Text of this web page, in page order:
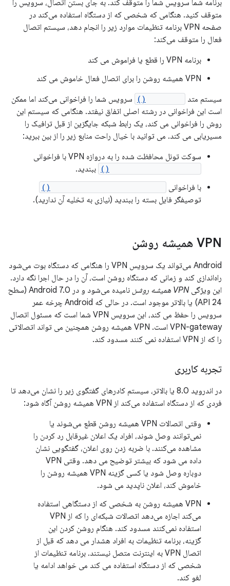
برنامه شما سرویس شما را متوقف کند. به جای بستن اتصال، سرویس را
متوقف کنید. هنگامی که شخصی که از دستگاه استفاده می‌کند در
صفحه VPN برنامه تنظیمات موارد زیر را انجام دهد، سیستم اتصال
فعال را متوقف می‌کند:
برنامه VPN را قطع یا فراموش می کند
VPN همیشه روشن را برای اتصال فعال خاموش می کند
سیستم متد
سرویس شما را فراخوانی می‌کند اما ممکن
است این فراخوانی در رشته اصلی اتفاق نیفتد. هنگامی که سیستم این
روش را فراخوانی می کند، یک رابط شبکه جایگزین از قبل ترافیک را
مسیریابی می کند. می توانید با خیال راحت منابع زیر را از بین ببرید:
سوکت تونل محافظت شده را به دروازه VPN با فراخوانی
ببندید.
با فراخوانی
توصیفگر فایل بسته را ببندید (نیازی به تخلیه آن ندارید).
VPN همیشه روشن
Android می‌تواند یک سرویس VPN را هنگامی که دستگاه بوت می‌شود
راه‌اندازی کند و زمانی که دستگاه روشن است، آن را در حال اجرا نگه دارد.
این ویژگی VPN همیشه روشن
نامیده می‌شود و در Android 7.0 (سطح
API 24) یا بالاتر موجود است. در حالی که Android چرخه عمر
سرویس را حفظ می کند، این سرویس VPN شما است که مسئول اتصال
VPN-gateway است. VPN همیشه روشن همچنین می تواند اتصالاتی
را که از VPN استفاده نمی کنند مسدود کند.
تجربه کاربری
در اندروید 8.0 یا بالاتر، سیستم کادرهای گفتگوی زیر را نشان می‌دهد تا
فردی که از دستگاه استفاده می‌کند از VPN همیشه روشن آگاه شود:
وقتی اتصالات VPN همیشه روشن قطع می‌شوند یا
نمی‌توانند وصل شوند، افراد یک اعلان غیرقابل رد کردن را
مشاهده می‌کنند. با ضربه زدن روی اعلان، گفتگویی نشان
داده می شود که بیشتر توضیح می دهد. وقتی VPN
دوباره وصل شود یا کسی گزینه VPN همیشه روشن را
خاموش کند، اعلان ناپدید می شود.
VPN همیشه روشن به شخصی که از دستگاهی استفاده
می‌کند اجازه می‌دهد اتصالات شبکه‌ای را که از VPN
استفاده نمی‌کنند مسدود کند. هنگام روشن کردن این
گزینه، برنامه تنظیمات به افراد هشدار می دهد که قبل از
اتصال VPN به اینترنت متصل نیستند. برنامه تنظیمات از
شخصی که از دستگاه استفاده می کند می خواهد ادامه یا
لغو کند.